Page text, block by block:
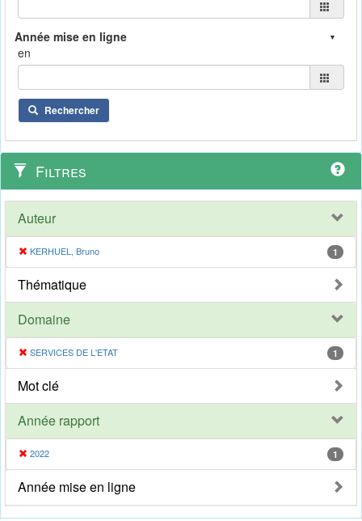
en
Rechercher
Filtres
Auteur
KERHUEL, Bruno 1
Thématique
Domaine
SERVICES DE L'ETAT 1
Mot clé
Année rapport
2022 1
Année mise en ligne